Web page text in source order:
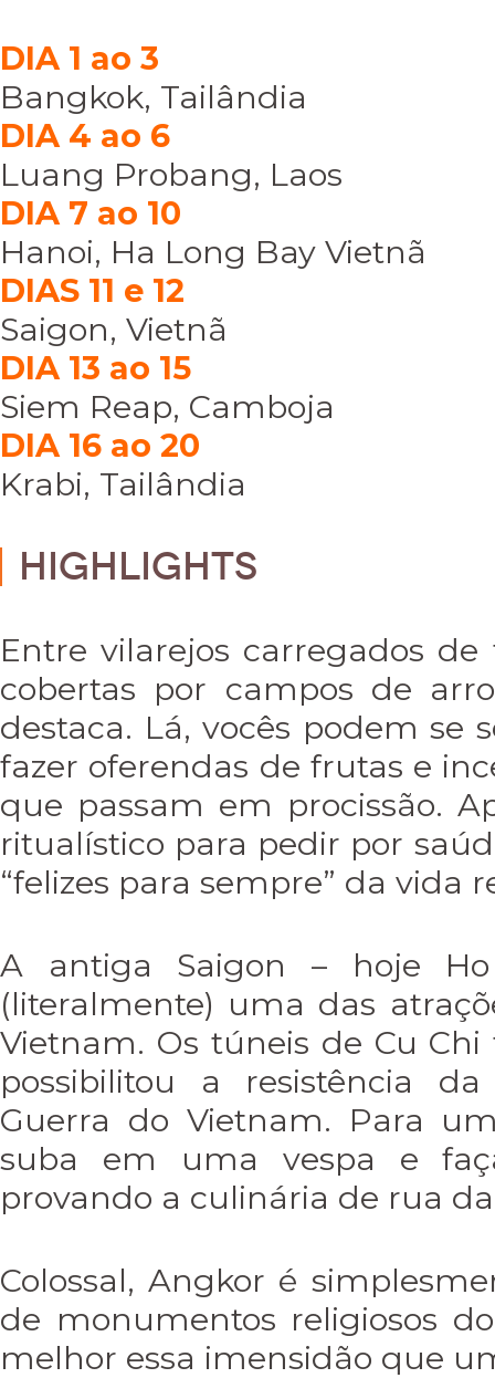
DIA 1 ao 3
Bangkok, Tailândia
DIA 4 ao 6
Luang Probang, Laos
DIA 7 ao 10
Hanoi, Ha Long Bay Vietnã
DIAS 11 e 12
Saigon, Vietnã
DIA 13 ao 15
Siem Reap, Camboja
DIA 16 ao 20
Krabi, Tailândia
Highlights
Entre vilarejos carregados
cobertas por campos de
destaca. Lá, vocês podem se
fazer oferendas de frutas e
que passam em procissão.
ritualístico para pedir por
“felizes para sempre” da vida
A antiga Saigon – hoje
(literalmente) uma das
Vietnam. Os túneis de Cu
possibilitou a resistência
Guerra do Vietnam. Para
suba em uma vespa e
provando a culinária de rua
Colossal, Angkor é
de monumentos religiosos
melhor essa imensidão que